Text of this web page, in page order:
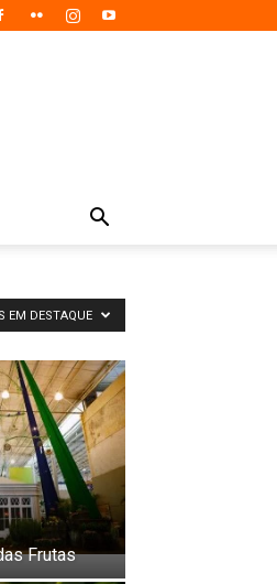
EM DESTAQUE
Frutas